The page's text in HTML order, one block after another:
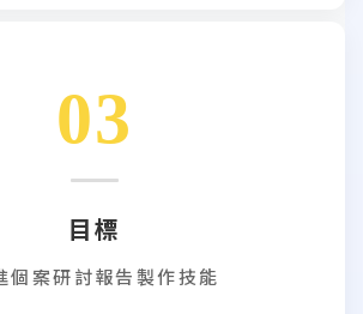
03
目標
個案研討報告製作技能